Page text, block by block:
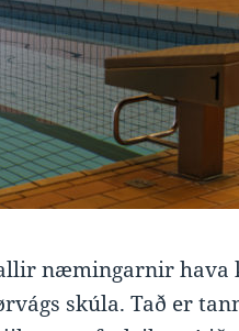
næmingarnir hava
skúla. Tað er